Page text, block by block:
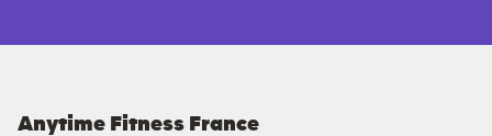
Anytime Fitness France